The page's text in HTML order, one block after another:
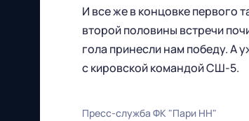
И все же в концовке первого
второй половины встречи
гола принесли нам победу. А
с кировской командой СШ-5.
Пресс-служба ФК "Пари НН"